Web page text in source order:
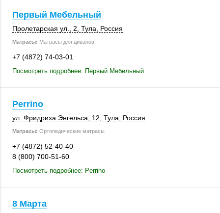
Первый Мебельный
Пролетарская ул., 2 Тула Россия
Матрасы: Матрасы для диванов
+7 (4872) 74-03-01
Посмотреть подробнее: Первый Мебельный
Perrino
ул. Фридриха Энгельса, 12, Тула Россия
Матрасы: Ортопедические матрасы
+7 (4872) 52-40-40
8 (800) 700-51-60
Посмотреть подробнее: Perrino
8 Марта